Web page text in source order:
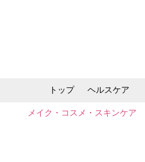
トップ ヘルスケア
メイク・コスメ・スキンケア